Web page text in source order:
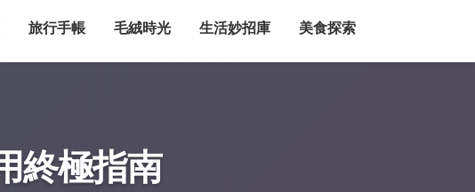
旅行手帳 毛絨時光 生活妙招庫 美食探索
終極指南